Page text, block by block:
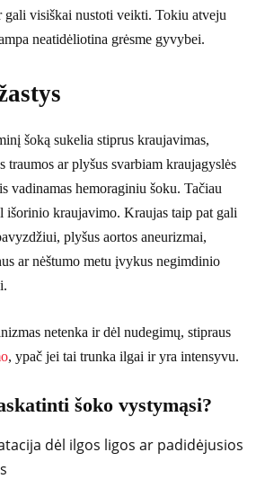
gali visiškai nustoti veikti. Tokiu atveju
neatidėliotina grėsme gyvybei.
šoką sukelia stiprus kraujavimas,
traumos ar plyšus svarbiam kraujagyslės
vadinamas hemoraginiu šoku. Tačiau
išorinio kraujavimo. Kraujas taip pat gali
plyšus aortos aneurizmai,
ar nėštumo metu įvykus negimdinio
netenka ir dėl nudegimų, stipraus
, ypač jei tai trunka ilgai ir yra intensyvu.
šoko vystymąsi?
dėl ilgos ligos ar padidėjusios